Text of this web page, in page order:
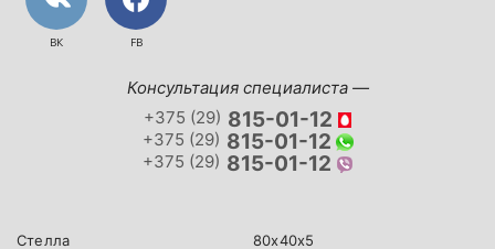
ВК FB
Консультация специалиста —
+375 (29) 815-01-12
+375 (29) 815-01-12
+375 (29) 815-01-12
Стелла 80х40х5